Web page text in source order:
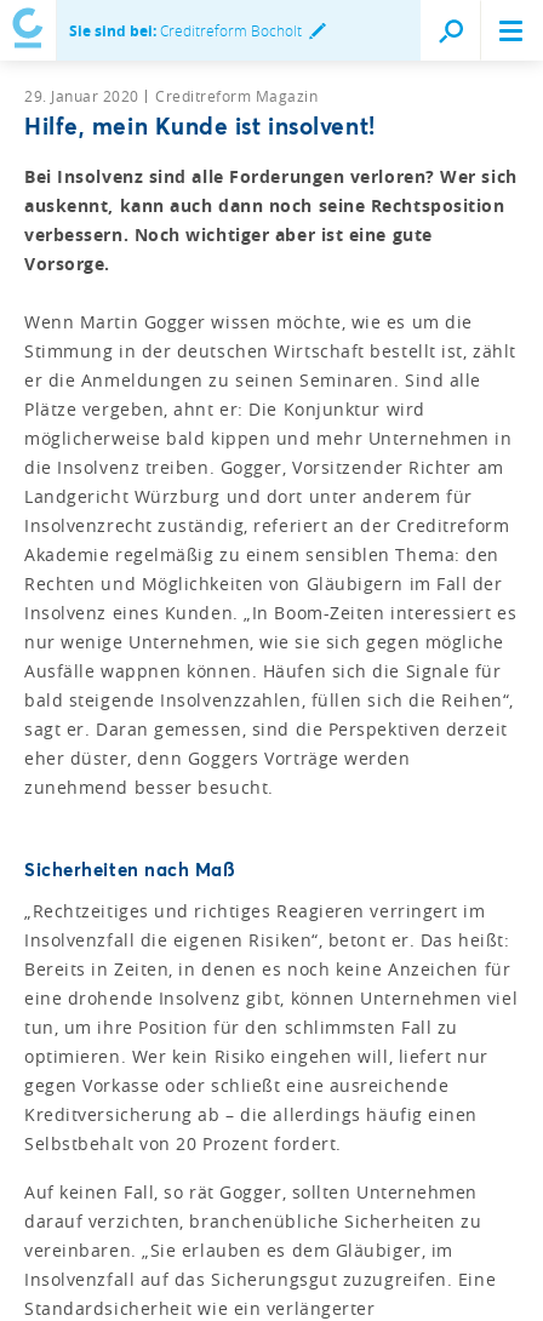
Sie sind bei:Creditreform Bocholt
29. Januar 2020 Creditreform Magazin
Hilfe, mein Kunde ist insolvent!
Bei Insolvenz sind alle Forderungen verloren? Wer sich
auskennt, kann auch dann noch seine Rechtspo­sition
verbessern. Noch wichtiger aber ist eine gute
Vorsorge.
Wenn Martin Gogger wissen möchte, wie es um die
Stimmung in der deutschen Wirtschaft bestellt ist, zählt
er die Anmeldungen zu seinen Seminaren. Sind alle
Plätze vergeben, ahnt er: Die Konjunktur wird
möglicherweise bald kippen und mehr Unternehmen in
die Insolvenz treiben. Gogger, Vorsitzender Richter am
Landgericht Würzburg und dort unter anderem für
Insolvenzrecht zuständig, referiert an der Creditreform
Akademie regelmäßig zu einem sensiblen Thema: den
Rechten und Möglichkeiten von Gläubigern im Fall der
Insolvenz eines Kunden. „In Boom-Zeiten interessiert es
nur wenige Unternehmen, wie sie sich gegen mögliche
Ausfälle wappnen können. Häufen sich die Signale für
bald steigende Insolvenzzahlen, füllen sich die Reihen“,
sagt er. Daran gemessen, sind die Perspektiven derzeit
eher düster, denn Goggers Vorträge werden
zunehmend besser besucht.
Sicherheiten nach Maß
„Rechtzeitiges und richtiges Reagieren verringert im
Insolvenzfall die eigenen Risiken“, betont er. Das heißt:
Bereits in Zeiten, in denen es noch keine Anzeichen für
eine drohende Insolvenz gibt, können Unternehmen viel
tun, um ihre Position für den schlimmsten Fall zu
optimieren. Wer kein Risiko eingehen will, liefert nur
gegen Vorkasse oder schließt eine ausreichende
Kreditversicherung ab – die allerdings häufig einen
Selbstbehalt von 20 Prozent fordert.
Auf keinen Fall, so rät Gogger, sollten Unternehmen
darauf verzichten, branchenübliche Sicherheiten zu
vereinbaren. „Sie erlauben es dem Gläubiger, im
Insolvenzfall auf das Sicherungsgut zuzugreifen. Eine
Standardsicherheit wie ein verlängerter